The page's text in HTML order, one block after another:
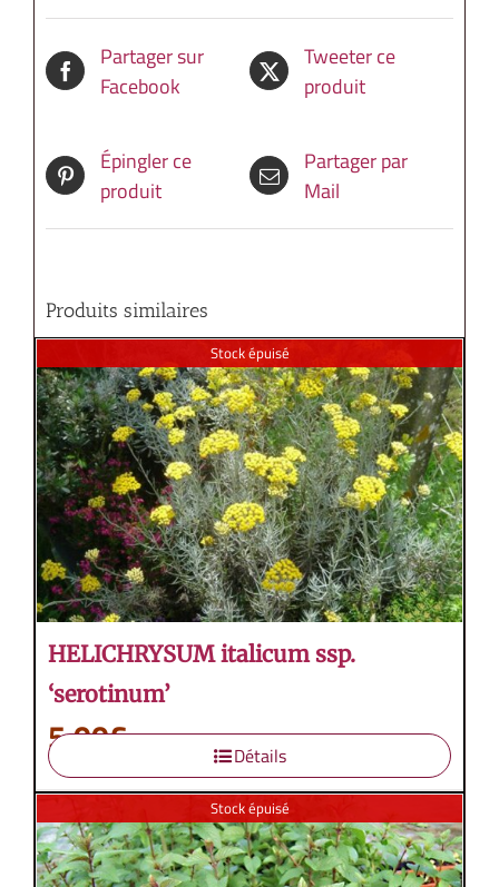
Partager sur
Facebook
Tweeter ce
produit
Épingler ce
produit
Partager par
Mail
Produits similaires
Stock épuisé
HELICHRYSUM italicum ssp.
‘serotinum’
5,00€ Détails
Stock épuisé